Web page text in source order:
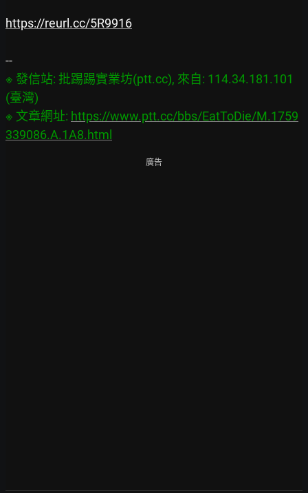
https://reurl.cc/5R9916
※ 發信站: 批踢踢實業坊(ptt.cc), 來自: 114.34.181.101
(臺灣)
※ 文章網址: https://www.ptt.cc/bbs/EatToDie/M.1759
339086.A.1A8.html
廣告